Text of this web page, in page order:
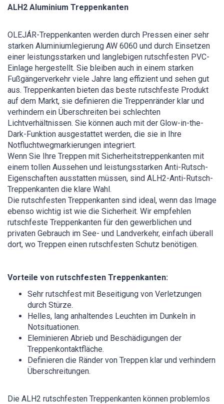
ALH2 Aluminium Treppenkanten
OLEJÁR-Treppenkanten werden durch Pressen einer sehr
starken Aluminiumlegierung AW 6060 und durch Einsetzen
einer leistungsstarken und langlebigen rutschfesten PVC-
Einlage hergestellt. Sie bleiben auch in einem starken
Fußgängerverkehr viele Jahre lang effizient und sehen gut
aus. Treppenkanten bieten das beste rutschfeste Produkt
auf dem Markt, sie definieren die Treppenränder klar und
verhindern ein Überschreiten bei schlechten
Lichtverhältnissen. Sie können auch mit der Glow-in-the-
Dark-Funktion ausgestattet werden, die sie in Ihre
Notfluchtwegmarkierungen integriert.
Wenn Sie Ihre Treppen mit Sicherheitstreppenkanten mit
einem tollen Aussehen und leistungsstarken Anti-Rutsch-
Eigenschaften ausstatten müssen, sind ALH2-Anti-Rutsch-
Treppenkanten die klare Wahl.
Die rutschfesten Treppenkanten sind ideal, wenn das Image
ebenso wichtig ist wie die Sicherheit. Wir empfehlen
rutschfeste Treppenkanten für den gewerblichen und
privaten Gebrauch im See- und Landverkehr, einfach überall
dort, wo Treppen einen rutschfesten Schutz benötigen.
Vorteile von rutschfesten Treppenkanten:
Sehr rutschfest mit Beseitigung von Verletzungen
durch Stürze.
Helles, lang anhaltendes Leuchten im Dunkeln in
Notsituationen.
Eleminieren Abrieb und Beschädigungen der
Treppenkontaktfläche.
Definieren die Ränder von Treppen klar und verhindern
Überschreitungen.
Die ALH2 rutschfesten Treppenkanten können problemlos